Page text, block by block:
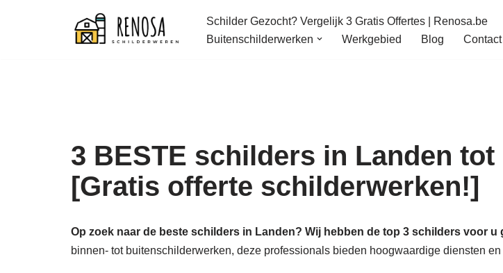
Schilder Gezocht? Vergelijk 3 Gratis Offertes | Renosa.be
Buitenschilderwerken
Werkgebied Blog Contact
3 BESTE schilders in Landen
[Gratis offerte schilderwerken!]
Op zoek naar de beste schilders in Landen? Wij hebben de top 3 schilders voor
binnen- tot buitenschilderwerken, deze professionals bieden hoogwaardige diensten